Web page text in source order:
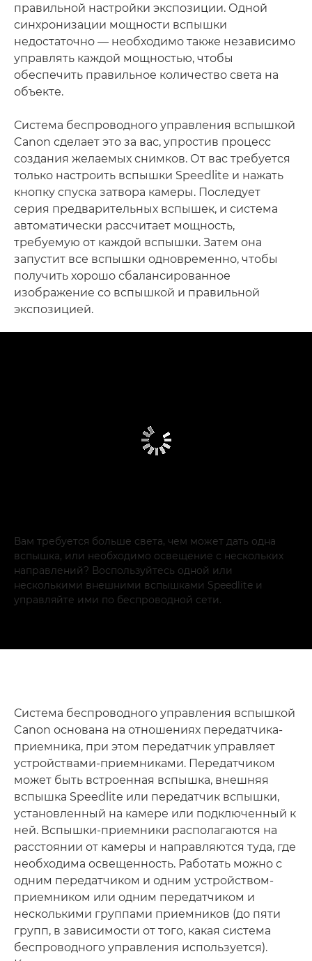
правильной настройки экспозиции. Одной
синхронизации мощности вспышки
недостаточно — необходимо также независимо
управлять каждой мощностью, чтобы
обеспечить правильное количество света на
объекте.
Система беспроводного управления вспышкой
Canon сделает это за вас, упростив процесс
создания желаемых снимков. От вас требуется
только настроить вспышки Speedlite и нажать
кнопку спуска затвора камеры. Последует
серия предварительных вспышек, и система
автоматически рассчитает мощность,
требуемую от каждой вспышки. Затем она
запустит все вспышки одновременно, чтобы
получить хорошо сбалансированное
изображение со вспышкой и правильной
экспозицией.
Вам требуется больше света, чем может дать одна
вспышка, или необходимо освещение с нескольких
направлений? Воспользуйтесь одной или
несколькими внешними вспышками Speedlite и
управляйте ими по беспроводной сети.
Система беспроводного управления вспышкой
Canon основана на отношениях передатчика-
приемника, при этом передатчик управляет
устройствами-приемниками. Передатчиком
может быть встроенная вспышка, внешняя
вспышка Speedlite или передатчик вспышки,
установленный на камере или подключенный к
ней. Вспышки-приемники располагаются на
расстоянии от камеры и направляются туда, где
необходима освещенность. Работать можно с
одним передатчиком и одним устройством-
приемником или одним передатчиком и
несколькими группами приемников (до пяти
групп, в зависимости от того, какая система
беспроводного управления используется).